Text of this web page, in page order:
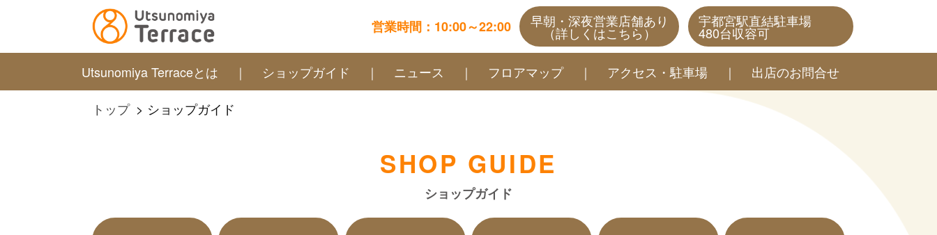
営業時間：10:00～22:00 早朝・深夜営業店舗あり
（詳しくはこちら）
宇都宮駅直結駐車場
480台収容可
Utsunomiya Terraceとは ショップガイド ニュース フロアマップ アクセス・駐車場 出店のお問合せ
トップ ショップガイド
SHOP GUIDE
ショップガイド